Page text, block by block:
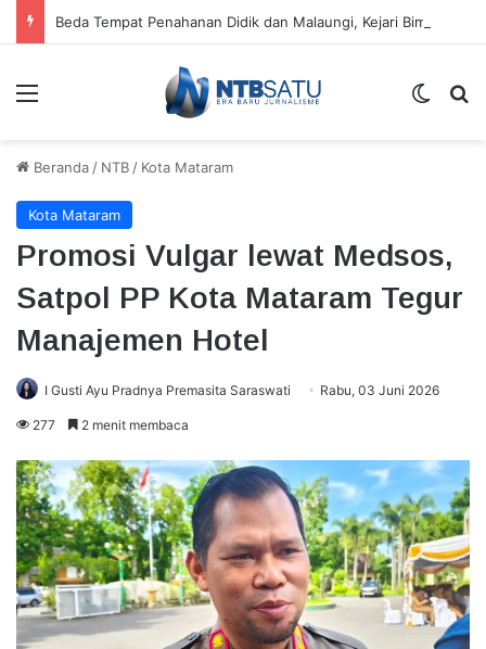
Menu
Beranda / NTB / Kota Mataram
Kota Mataram
Promosi Vulgar lewat Medsos,
Satpol PP Kota Mataram Tegur
Manajemen Hotel
I Gusti Ayu Pradnya Premasita Saraswati Rabu, 03 Juni 2026
277 2 menit membaca